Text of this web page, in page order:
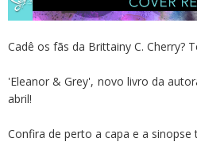
Cadê os fãs da Brittainy C. Cherry?
'Eleanor & Grey', novo livro da
abril!
Confira de perto a capa e a sinopse